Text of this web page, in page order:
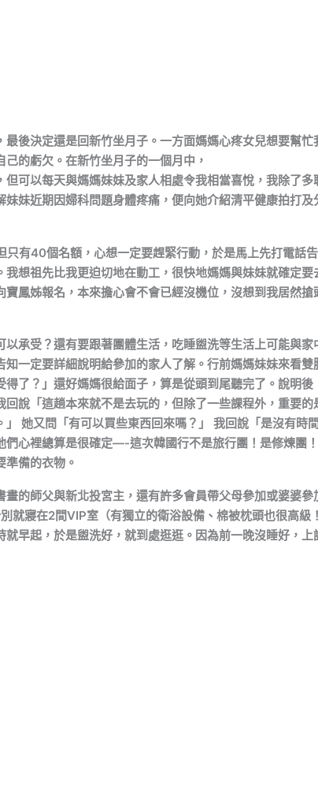
後決定還是回新竹坐月子。一方面媽媽心疼女兒想要幫忙
的虧欠。在新竹坐月子的一個月中，
可以每天與媽媽妹妹及家人相處令我相當喜悅，我除了多
妹近期因婦科問題身體疼痛，便向她介紹清平健康拍打及
有40個名額，心想一定要趕緊行動，於是馬上先打電話
想祖先比我更迫切地在動工，很快地媽媽與妹妹就確定要
鳳姊報名，本來擔心會不會已經沒機位，沒想到我居然搶
承受？還有要跟著團體生活，吃睡盥洗等生活上可能與家
一定要詳細說明給參加的家人了解。行前媽媽妹妹來看雙
了？」還好媽媽很給面子，算是從頭到尾聽完了。說明後
說「這趟本來就不是去玩的，但除了一些課程外，重要的
她又問「有可以買些東西回來嗎？」 我回說「是沒有時
心裡總算是很確定—-這次韓國行不是旅行團！是修煉團
備的衣物。
的師父與新北投宮主，還有許多會員帶父母參加或婆婆參
就寢在2間VIP室（有獨立的衛浴設備、棉被枕頭也很高級
早起，於是盥洗好，就到處逛逛。因為前一晚沒睡好，上